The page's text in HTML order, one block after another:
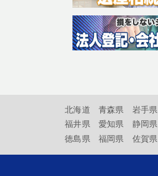
北海道 青森県 岩手県
福井県
愛知県 静岡県
徳島県
福岡県 佐賀県